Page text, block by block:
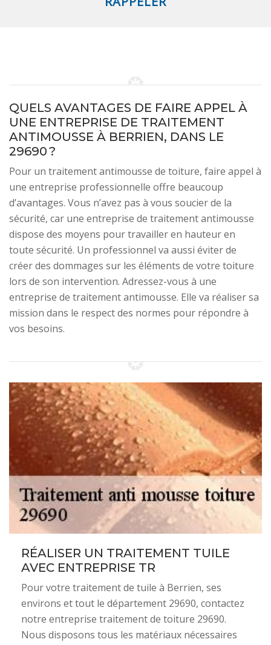
QUELS AVANTAGES DE FAIRE APPEL À
UNE ENTREPRISE DE TRAITEMENT
ANTIMOUSSE À BERRIEN, DANS LE
29690 ?
Pour un traitement antimousse de toiture, faire appel à
une entreprise professionnelle offre beaucoup
d’avantages. Vous n’avez pas à vous soucier de la
sécurité, car une entreprise de traitement antimousse
dispose des moyens pour travailler en hauteur en
toute sécurité. Un professionnel va aussi éviter de
créer des dommages sur les éléments de votre toiture
lors de son intervention. Adressez-vous à une
entreprise de traitement antimousse. Elle va réaliser sa
mission dans le respect des normes pour répondre à
vos besoins.
RÉALISER UN TRAITEMENT TUILE
AVEC ENTREPRISE TR
Pour votre traitement de tuile à Berrien, ses
environs et tout le département 29690, contactez
notre entreprise traitement de toiture 29690.
Nous disposons tous les matériaux nécessaires